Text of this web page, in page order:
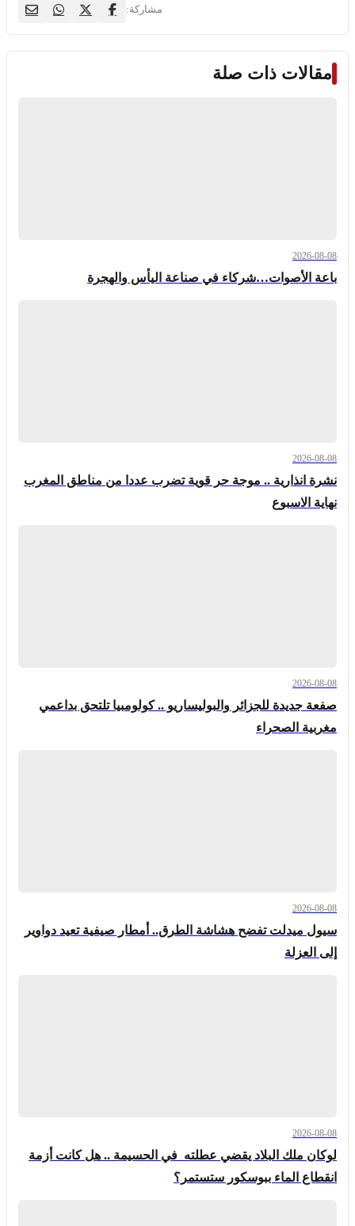
مشاركة:
مقالات ذات صلة
2026-08-08
باعة الأصوات…شركاء في صناعة اليأس والهجرة
2026-08-08
نشرة انذارية .. موجة حر قوية تضرب عددا من مناطق المغرب
نهاية الاسبوع
2026-08-08
صفعة جديدة للجزائر والبوليساريو .. كولومبيا تلتحق بداعمي
مغربية الصحراء
2026-08-08
سيول ميدلت تفضح هشاشة الطرق.. أمطار صيفية تعيد دواوير
إلى العزلة
2026-08-08
لوكان ملك البلاد يقضي عطلته في الحسيمة .. هل كانت أزمة
انقطاع الماء ببوسكور ستستمر؟